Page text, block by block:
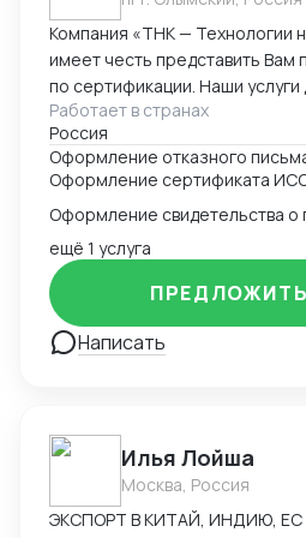
Компания «ТНК — Технологии
имеет честь представить Вам
по сертификации. Наши
оформления, производства и
продукции: - сертификат/
Техническому регламенту
ТС) - сертификат/декларация
сертификат/декларация /
пожарной безопасности (ТР
государственной
заключение - отказное письмо
торговли - заключение о
содержащей
разработка и регистрация ТУ
сертификаты - добровольные
пожарной безопасности -
на услуги - Оценка деловой
Работает в странах
Россия
Оформление отказного
Оформление сертификата
ещё 1 услуга
Написать
Илья Лойша
Москва, Россия
ЭКСПОРТ В КИТАЙ, ИНДИЮ, ЕС